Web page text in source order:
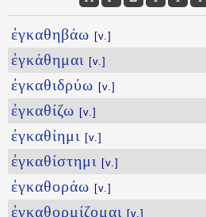
ἐγκαθηβάω [v.]
ἐγκάθημαι [v.]
ἐγκαθιδρύω [v.]
ἐγκαθίζω [v.]
ἐγκαθίημι [v.]
ἐγκαθίστημι [v.]
ἐγκαθοράω [v.]
ἐγκαθορμίζομαι [v.]